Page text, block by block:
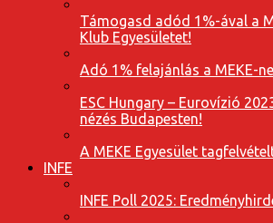
Támogasd adód 1%-ával a
Klub Egyesületet!
Adó 1% felajánlás a MEKE-
ESC Hungary – Eurovízió
nézés Budapesten!
A MEKE Egyesület
INFE
INFE Poll 2025: